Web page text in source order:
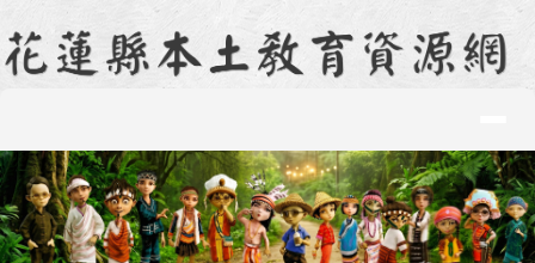
跳至主內容區
花蓮縣本土教育資源網